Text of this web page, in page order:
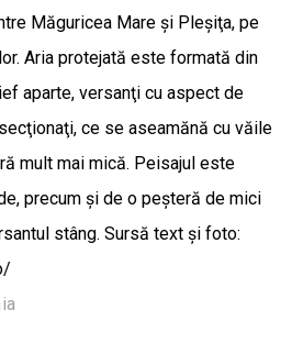
Măguricea Mare şi Pleşiţa, pe
Aria protejată este formată din
aparte, versanţi cu aspect de
ce se aseamănă cu văile
mult mai mică. Peisajul este
precum şi de o peşteră de mici
stâng. Sursă text și foto: